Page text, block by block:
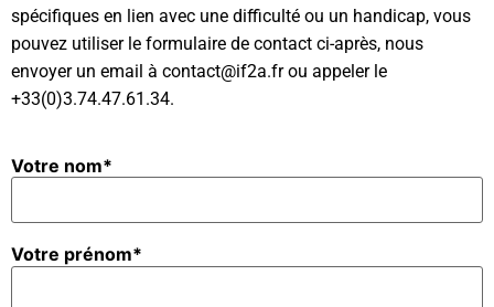
spécifiques en lien avec une difficulté ou un handicap, vous
pouvez utiliser le formulaire de contact ci-après, nous
envoyer un email à contact@if2a.fr ou appeler le
+33(0)3.74.47.61.34.
Votre nom*
Votre prénom*